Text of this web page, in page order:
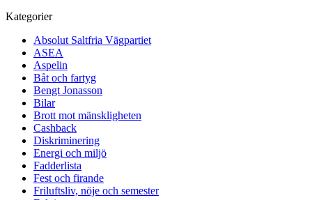
Kategorier
Absolut Saltfria Vägpartiet
ASEA
Aspelin
Båt och fartyg
Bengt Jonasson
Bilar
Brott mot mänskligheten
Cashback
Diskriminering
Energi och miljö
Fadderlista
Fest och firande
Friluftsliv, nöje och semester